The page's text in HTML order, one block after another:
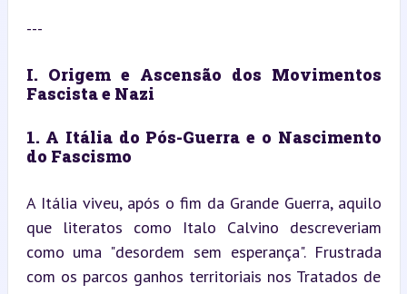
---
I. Origem e Ascensão dos Movimentos
Fascista e Nazi
1. A Itália do Pós-Guerra e o Nascimento
do Fascismo
A Itália viveu, após o fim da Grande Guerra, aquilo
que literatos como Italo Calvino descreveriam
como uma "desordem sem esperança". Frustrada
com os parcos ganhos territoriais nos Tratados de